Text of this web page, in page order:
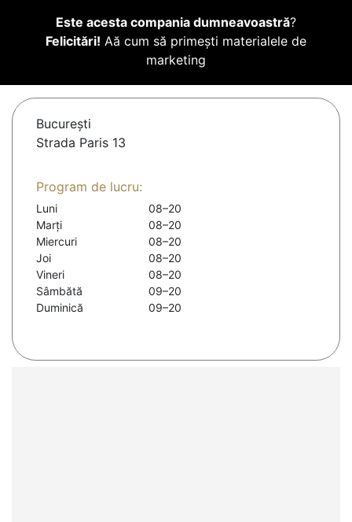
Este acesta compania dumneavoastră?
Felicitări! Aă cum să primești materialele de
marketing
Bucureşti
Strada Paris 13
Program de lucru:
Luni
08–20
Marți
08–20
Miercuri
08–20
Joi
08–20
Vineri
08–20
Sâmbătă
09–20
Duminică
09–20